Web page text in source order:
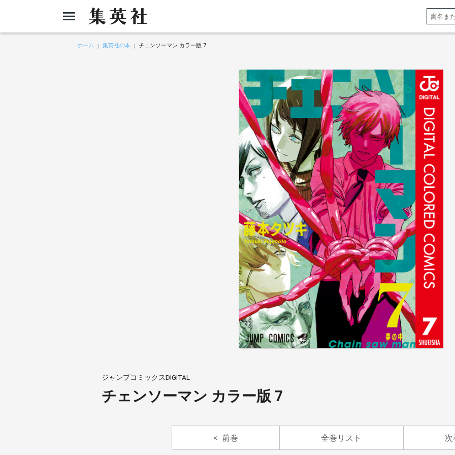
ホーム 集英社の本 チェンソーマン カラー版 7
ジャンプコミックスDIGITAL
チェンソーマン カラー版 7
前巻 全巻リスト 次